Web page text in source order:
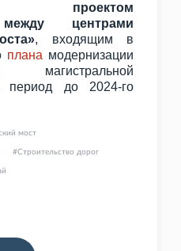
проектом
центрами
, входящим в
плана модернизации
период до 2024-го
мост
Строительство дорог